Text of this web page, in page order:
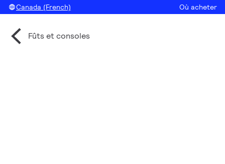
Canada (French) Où acheter
Fûts et consoles